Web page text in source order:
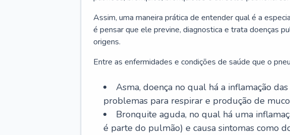
Assim, uma maneira prática de entender qual é a
é pensar que ele previne, diagnostica e trata doenças
origens.
Entre as enfermidades e condições de saúde que o
Asma, doença no qual há a inflamação
problemas para respirar e produção de
Bronquite aguda, no qual há uma
é parte do pulmão) e causa sintomas como